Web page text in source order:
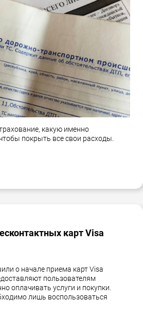
какую именно
покрыть все свои расходы.
карт Visa
о начале приема карт Visa
пользователям
оплачивать услуги и покупки.
лишь воспользоваться